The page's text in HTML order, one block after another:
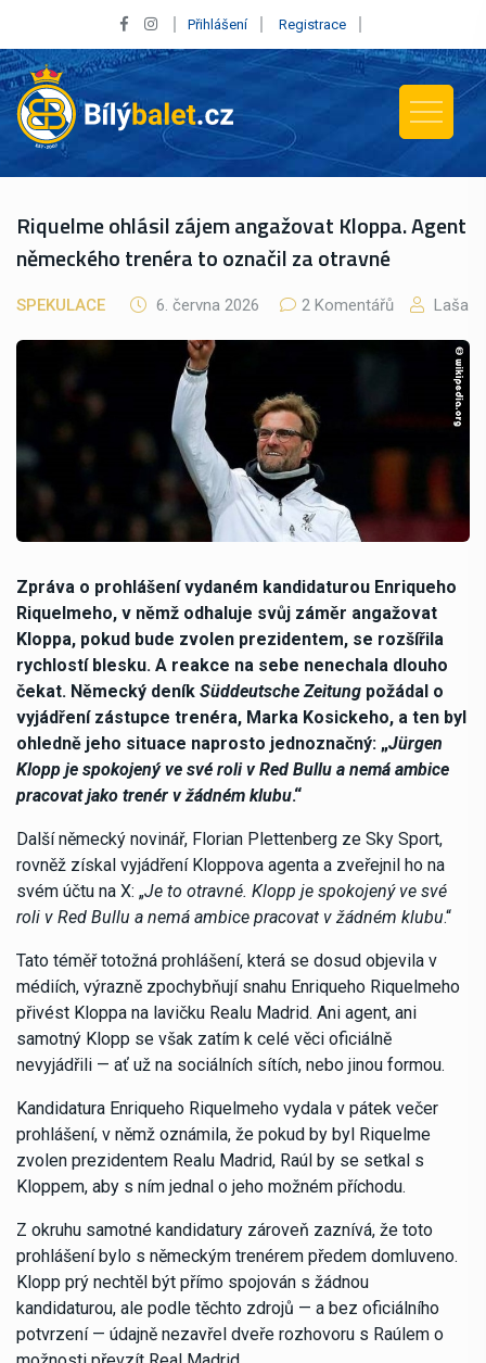
Přihlášení Registrace
Riquelme ohlásil zájem angažovat Kloppa. Agent
německého trenéra to označil za otravné
SPEKULACE 6. června 2026 2 Komentářů Laša
Zpráva o prohlášení vydaném kandidaturou Enriqueho
Riquelmeho, v němž odhaluje svůj záměr angažovat
Kloppa, pokud bude zvolen prezidentem, se rozšířila
rychlostí blesku. A reakce na sebe nenechala dlouho
čekat. Německý deník Süddeutsche Zeitung požádal o
vyjádření zástupce trenéra, Marka Kosickeho, a ten byl
ohledně jeho situace naprosto jednoznačný: „Jürgen
Klopp je spokojený ve své roli v Red Bullu a nemá ambice
pracovat jako trenér v žádném klubu.“
Další německý novinář, Florian Plettenberg ze Sky Sport,
rovněž získal vyjádření Kloppova agenta a zveřejnil ho na
svém účtu na X: „Je to otravné. Klopp je spokojený ve své
roli v Red Bullu a nemá ambice pracovat v žádném klubu.“
Tato téměř totožná prohlášení, která se dosud objevila v
médiích, výrazně zpochybňují snahu Enriqueho Riquelmeho
přivést Kloppa na lavičku Realu Madrid. Ani agent, ani
samotný Klopp se však zatím k celé věci oficiálně
nevyjádřili — ať už na sociálních sítích, nebo jinou formou.
Kandidatura Enriqueho Riquelmeho vydala v pátek večer
prohlášení, v němž oznámila, že pokud by byl Riquelme
zvolen prezidentem Realu Madrid, Raúl by se setkal s
Kloppem, aby s ním jednal o jeho možném příchodu.
Z okruhu samotné kandidatury zároveň zaznívá, že toto
prohlášení bylo s německým trenérem předem domluveno.
Klopp prý nechtěl být přímo spojován s žádnou
kandidaturou, ale podle těchto zdrojů — a bez oficiálního
potvrzení — údajně nezavřel dveře rozhovoru s Raúlem o